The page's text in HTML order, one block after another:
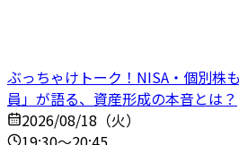
ぶっちゃけトーク！NISA・個別株
員」が語る、資産形成の本音とは？
2026/08/18（火）